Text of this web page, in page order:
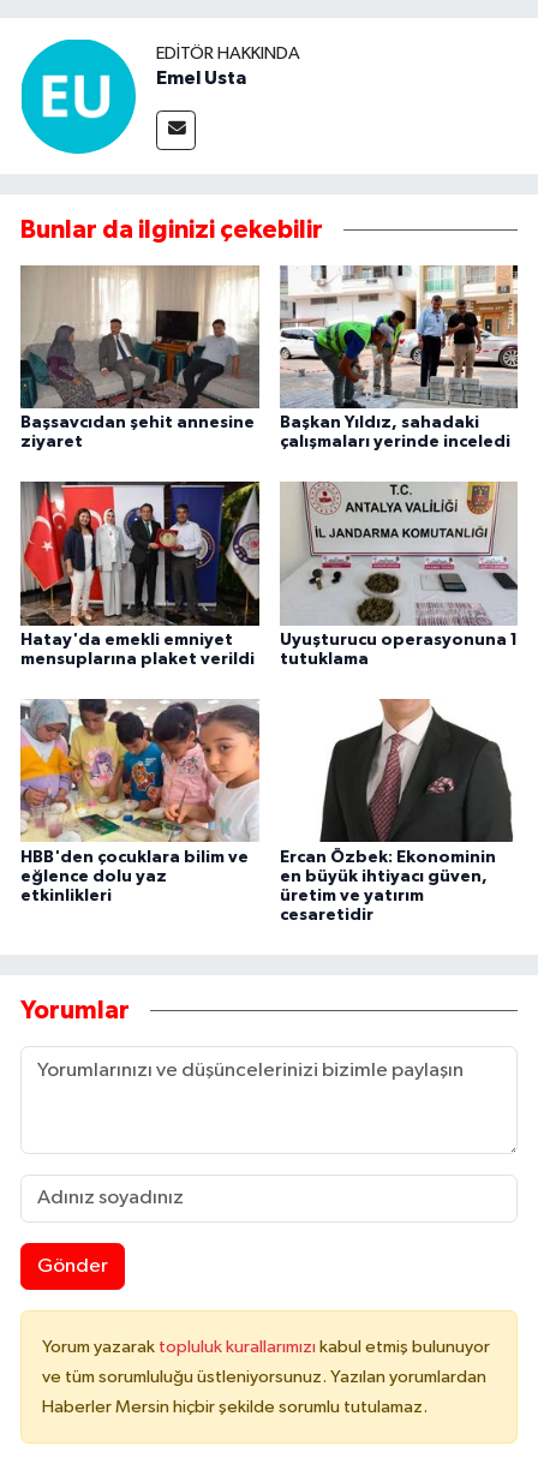
EDITÖR HAKKINDA
Emel Usta
Bunlar da ilginizi çekebilir
Başsavcıdan şehit annesine
ziyaret
Başkan Yıldız, sahadaki
çalışmaları yerinde inceledi
Hatay'da emekli emniyet
mensuplarına plaket verildi
Uyuşturucu operasyonuna 1
tutuklama
HBB'den çocuklara bilim ve
eğlence dolu yaz
etkinlikleri
Ercan Özbek: Ekonominin
en büyük ihtiyacı güven,
üretim ve yatırım
cesaretidir
Yorumlar
Gönder
Yorum yazarak topluluk kurallarımızı kabul etmiş bulunuyor
ve tüm sorumluluğu üstleniyorsunuz. Yazılan yorumlardan
Haberler Mersin hiçbir şekilde sorumlu tutulamaz.